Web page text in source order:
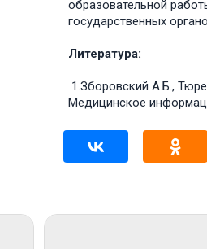
образовательной
государственных
Литература:
1.Зборовский А.Б.,
Медицинское